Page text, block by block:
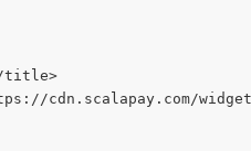
title>
cdn.scalapay.com/